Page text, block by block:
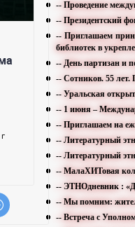
-- Проведение
-- Президентский
-- Приглашаем
библиотек в
-- День партизан и
-- Сотников. 55 лет.
-- Уральская
-- 1 июня –
-- Приглашаем на
-- Литературный
-- Литературный
-- МалаХИТовая
-- ЭТНОдневник :
-- Мы помним:
-- Встреча с